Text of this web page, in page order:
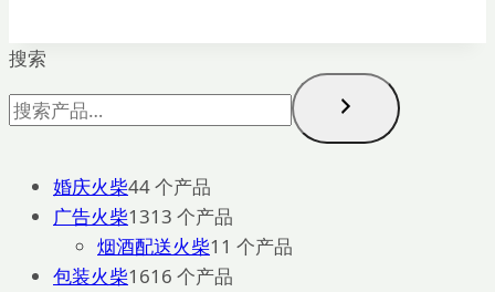
搜索
婚庆火柴44 个产品
广告火柴1313 个产品
烟酒配送火柴1 1 个产品
包装火柴1616 个产品